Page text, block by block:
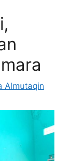
Almutaqin